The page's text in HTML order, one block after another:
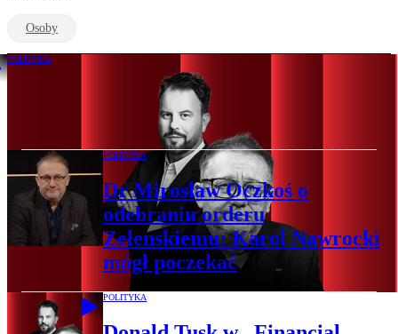
Osoby
POLITYKA
Dr Mirosław Oczkoś: Efekt Czarnka
ciągnie PiS w dół
POLITYKA
Dr Mirosław Oczkoś o
odebraniu orderu
Zełenskiemu: Karol Nawrocki
mógł poczekać
POLITYKA